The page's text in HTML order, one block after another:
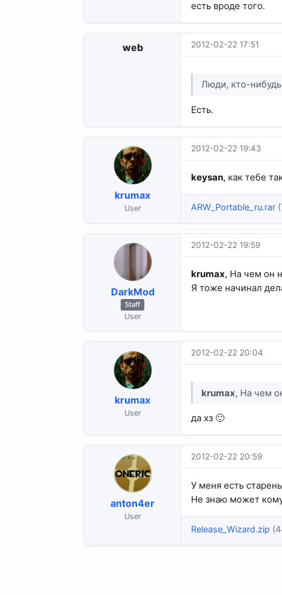
есть вроде того.
web 2012-02-22 17:51
Люди, кто-
Есть.
krumax
User
2012-02-22 19:43
keysan, как тебе
ARW_Portable_ru.rar
DarkMod
Staff
User
2012-02-22 19:59
krumax, На чем он
Я тоже начинал
krumax
User
2012-02-22 20:04
krumax, На чем
да хз 🙂
anton4er
User
2012-02-22 20:59
У меня есть
Не знаю может
Release_Wizard.zip